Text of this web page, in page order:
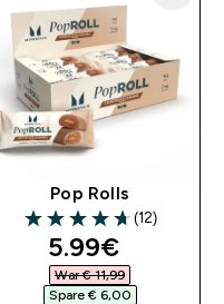
Pop Rolls
4.67 out of 5 stars
(12)
discounted
5.99€‎
War € 11,99‎
Spare € 6,00‎